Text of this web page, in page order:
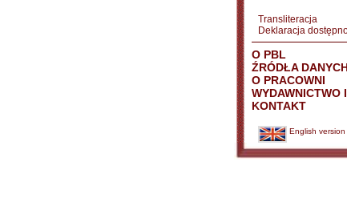
Transliteracja
Deklaracja
O PBL
ŹRÓDŁA
O PRACOWNI
WYDAWNICTWO
KONTAKT
English version